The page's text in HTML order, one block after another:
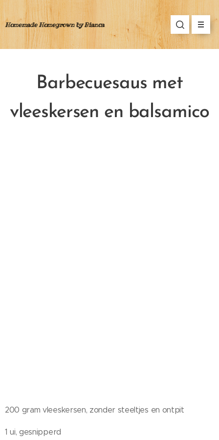
Homemade Homegrown by Bianca
Barbecuesaus met
vleeskersen en balsamico
200 gram vleeskersen, zonder steeltjes en ontpit
1 ui, gesnipperd